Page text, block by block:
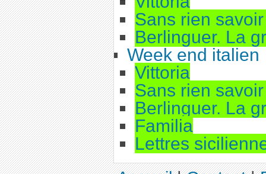
Sans rien savoir
Berlinguer. La
Week end italien
Vittoria
Sans rien savoir
Berlinguer. La
Familia
Lettres